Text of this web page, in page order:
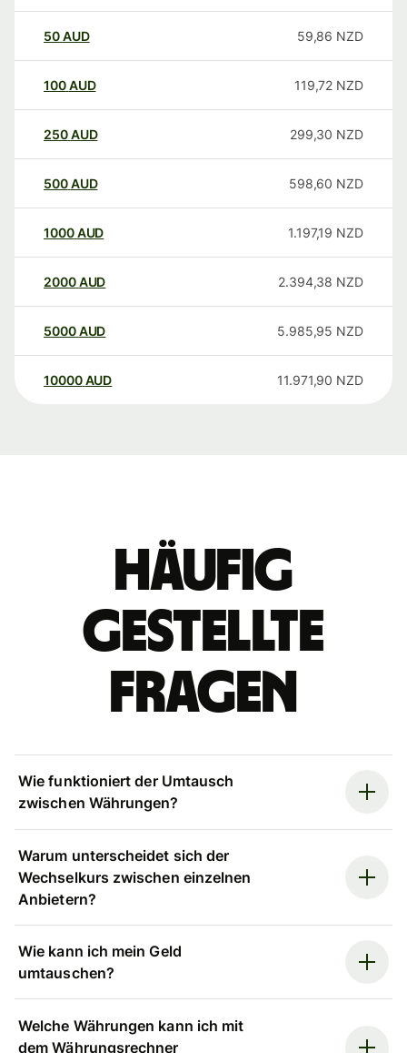
50AUD 59,86 NZD
100AUD 119,72 NZD
250AUD 299,30 NZD
500AUD 598,60 NZD
1000AUD 1.197,19 NZD
2000AUD 2.394,38 NZD
5000AUD 5.985,95 NZD
10000 AUD 11.971,90 NZD
Häufig
gestellte
Fragen
Wie funktioniert der Umtausch
zwischen Währungen?
Warum unterscheidet sich der
Wechselkurs zwischen einzelnen
Anbietern?
Wie kann ich mein Geld
umtauschen?
Welche Währungen kann ich mit
dem Währungsrechner